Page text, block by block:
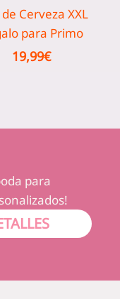
Cerveza XXL
para Primo
19,99€
para